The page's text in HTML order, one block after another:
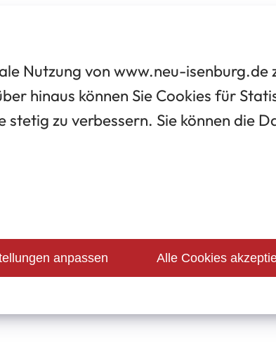
Nutzung von www.neu-
hinaus können Sie Cookies für
zu verbessern. Sie können die
anpassen Alle Cookies